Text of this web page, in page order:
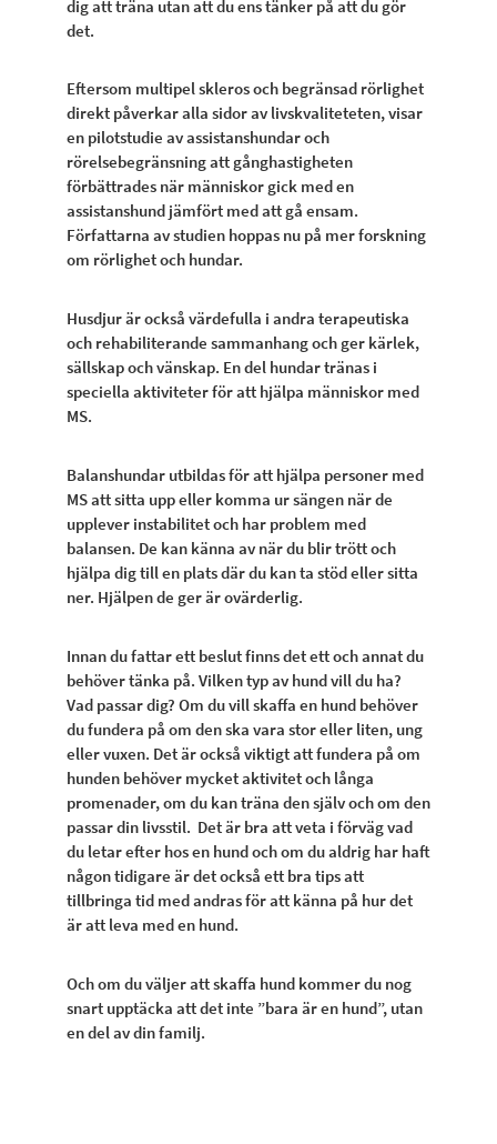
dig att träna utan att du ens tänker på att du gör
det.
Eftersom multipel skleros och begränsad rörlighet
direkt påverkar alla sidor av livskvaliteteten, visar
en pilotstudie av assistanshundar och
rörelsebegränsning att gånghastigheten
förbättrades när människor gick med en
assistanshund jämfört med att gå ensam.
Författarna av studien hoppas nu på mer forskning
om rörlighet och hundar.
Husdjur är också värdefulla i andra terapeutiska
och rehabiliterande sammanhang och ger kärlek,
sällskap och vänskap. En del hundar tränas i
speciella aktiviteter för att hjälpa människor med
MS.
Balanshundar utbildas för att hjälpa personer med
MS att sitta upp eller komma ur sängen när de
upplever instabilitet och har problem med
balansen. De kan känna av när du blir trött och
hjälpa dig till en plats där du kan ta stöd eller sitta
ner. Hjälpen de ger är ovärderlig.
Innan du fattar ett beslut finns det ett och annat du
behöver tänka på. Vilken typ av hund vill du ha?
Vad passar dig? Om du vill skaffa en hund behöver
du fundera på om den ska vara stor eller liten, ung
eller vuxen. Det är också viktigt att fundera på om
hunden behöver mycket aktivitet och långa
promenader, om du kan träna den själv och om den
passar din livsstil. Det är bra att veta i förväg vad
du letar efter hos en hund och om du aldrig har haft
någon tidigare är det också ett bra tips att
tillbringa tid med andras för att känna på hur det
är att leva med en hund.
Och om du väljer att skaffa hund kommer du nog
snart upptäcka att det inte ”bara är en hund”, utan
en del av din familj.